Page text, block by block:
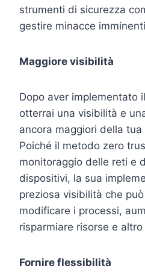
strumenti di sicurezza
gestire minacce
Maggiore visibilità
Dopo aver implementato
otterrai una visibilità e
ancora maggiori della
Poiché il metodo zero
monitoraggio delle reti e
dispositivi, la sua
preziosa visibilità che
modificare i processi,
risparmiare risorse e altro
Fornire flessibilità